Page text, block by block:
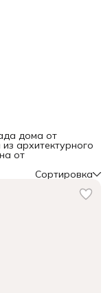
дома от
архитектурного
от
Сортировка